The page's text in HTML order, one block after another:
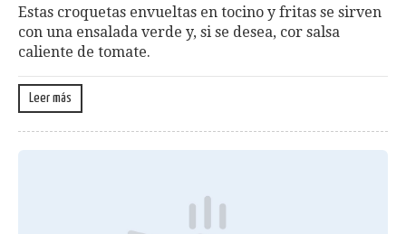
Estas croquetas envueltas en tocino y fritas se sirven
con una ensalada verde y, si se desea, cor salsa
caliente de tomate.
Leer más